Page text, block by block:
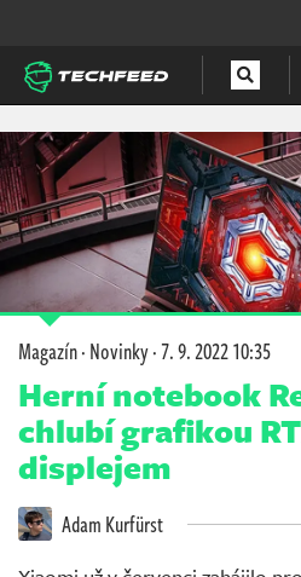
Magazín
Videa
Soutěže
Magazín·Novinky·7. 9. 2022 10:35
Herní notebook
chlubí grafikou
displejem
Adam Kurfürst